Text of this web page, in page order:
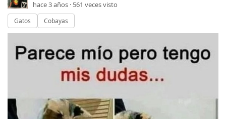
hace 3 años · 561 veces visto
Gatos Cobayas